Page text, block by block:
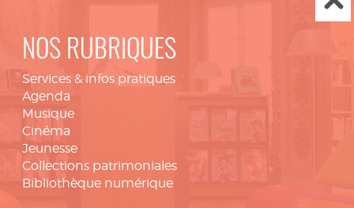
NOS RUBRIQUES
Services & infos pratiques
Agenda
Musique
Cinéma
Jeunesse
Collections patrimoniales
Bibliothèque numérique